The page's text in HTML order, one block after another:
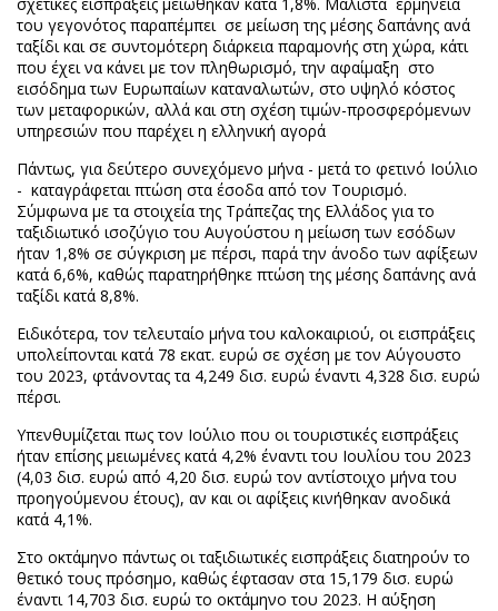
του γεγονότος παραπέμπει σε µείωση της µέσης δαπάνης ανά
ταξίδι και σε συντοµότερη διάρκεια παραµονής στη χώρα, κάτι
που έχει να κάνει με τον πληθωρισμό, την αφαίμαξη στο
εισόδηµα των Ευρωπαίων καταναλωτών, στο υψηλό κόστος
των µεταφορικών, αλλά και στη σχέση τιµών-προσφερόµενων
υπηρεσιών που παρέχει η ελληνική αγορά
Πάντως, για δεύτερο συνεχόμενο μήνα - μετά το φετινό Ιούλιο
- καταγράφεται πτώση στα έσοδα από τον Τουρισμό.
Σύμφωνα με τα στοιχεία της Τράπεζας της Ελλάδος για το
ταξιδιωτικό ισοζύγιο του Αυγούστου η μείωση των εσόδων
ήταν 1,8% σε σύγκριση με πέρσι, παρά την άνοδο των αφίξεων
κατά 6,6%, καθώς παρατηρήθηκε πτώση της μέσης δαπάνης ανά
ταξίδι κατά 8,8%.
Ειδικότερα, τον τελευταίο μήνα του καλοκαιριού, οι εισπράξεις
υπολείπονται κατά 78 εκατ. ευρώ σε σχέση με τον Αύγουστο
του 2023, φτάνοντας τα 4,249 δισ. ευρώ έναντι 4,328 δισ. ευρώ
πέρσι.
Υπενθυμίζεται πως τον Ιούλιο που οι τουριστικές εισπράξεις
ήταν επίσης μειωμένες κατά 4,2% έναντι του Ιουλίου του 2023
(4,03 δισ. ευρώ από 4,20 δισ. ευρώ τον αντίστοιχο μήνα του
προηγούμενου έτους), αν και οι αφίξεις κινήθηκαν ανοδικά
κατά 4,1%.
Στο οκτάμηνο πάντως οι ταξιδιωτικές εισπράξεις διατηρούν το
θετικό τους πρόσημο, καθώς έφτασαν στα 15,179 δισ. ευρώ
έναντι 14,703 δισ. ευρώ το οκτάμηνο του 2023. Η αύξηση